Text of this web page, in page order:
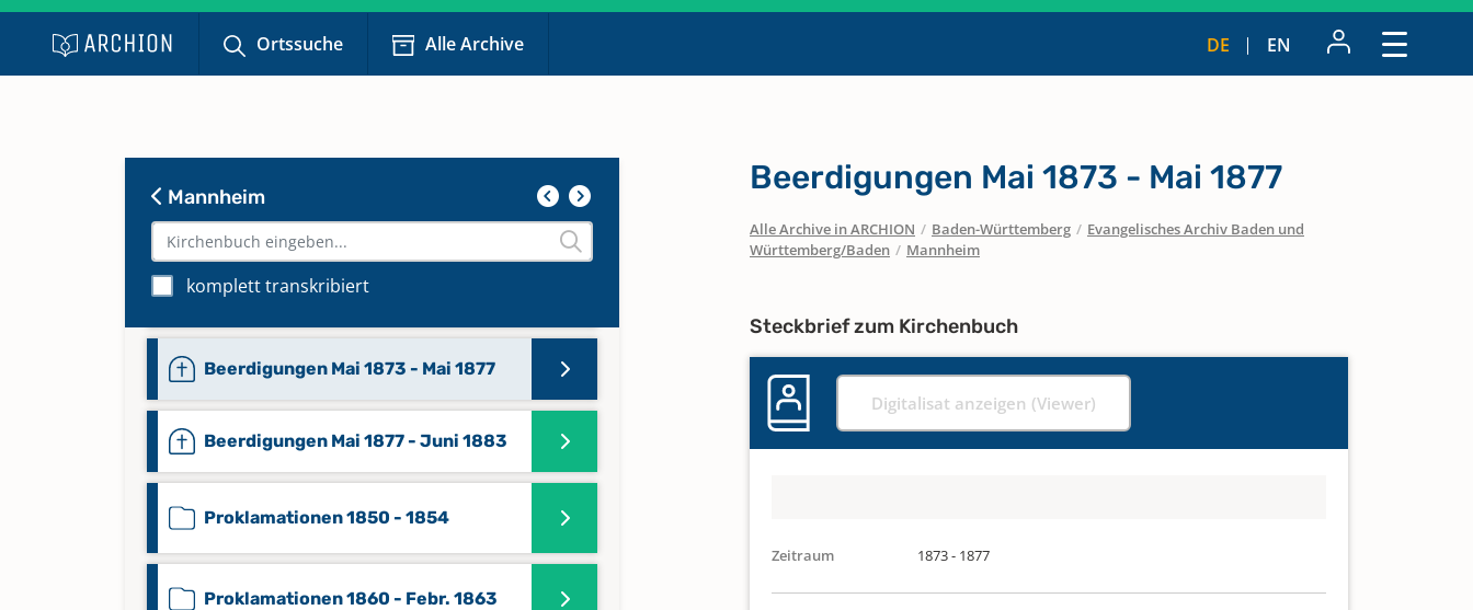
Ortssuche Alle Archive DE EN
Mannheim
komplett transkribiert
Beerdigungen Juli 1912 - Apr. 1915
Beerdigungen Juni 1845 - 1850
Beerdigungen Juni 1894 - Juli 1897
Beerdigungen Juni 1906 - Juli 1909
Beerdigungen Mai 1873 - Mai 1877
Beerdigungen Mai 1877 - Juni 1883
Proklamationen 1850 - 1854
Proklamationen 1860 - Febr. 1863
Beerdigungen Mai 1873 - Mai 1877
Alle Archive in ARCHION / Baden-Württemberg / Evangelisches Archiv Baden und
Württemberg/Baden / Mannheim
Steckbrief zum Kirchenbuch
Digitalisat anzeigen (Viewer)
Zeitraum 1873 - 1877